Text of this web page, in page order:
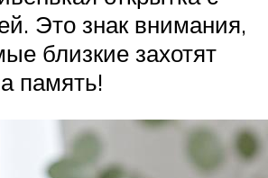
Это знак внимания,
близкие захотят
память!